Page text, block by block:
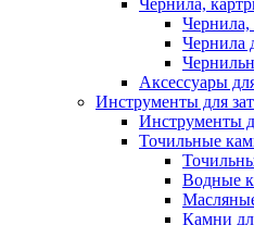
Чернила,
Чернила
Аксессуары
Инструменты для
Инструменты
Точильные
Водные
Камни